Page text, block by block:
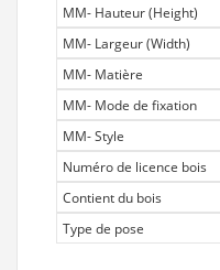
MM- Hauteur (Height)
MM- Largeur (Width)
MM- Matière
MM- Mode de fixation
MM- Style
Numéro de licence bois
Contient du bois
Type de pose